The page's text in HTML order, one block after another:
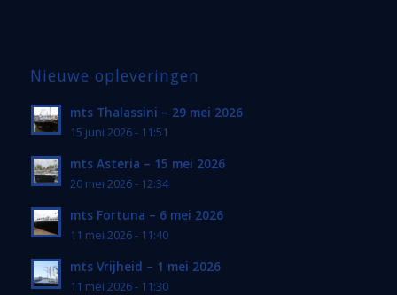
Nieuwe opleveringen
mts Thalassini – 29 mei 2026
15 juni 2026 - 11:51
mts Asteria – 15 mei 2026
20 mei 2026 - 12:34
mts Fortuna – 6 mei 2026
11 mei 2026 - 11:40
mts Vrijheid – 1 mei 2026
11 mei 2026 - 11:30